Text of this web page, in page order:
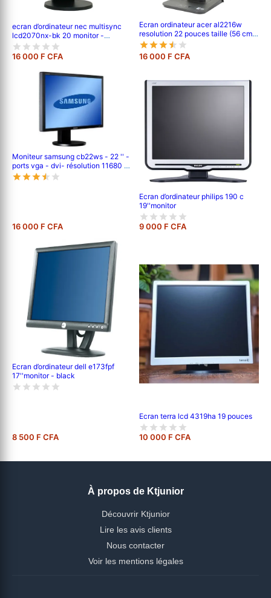
ecran d’ordinateur nec multisync
lcd2070nx-bk 20 monitor -
black/silver
16 000 F CFA
Ecran ordinateur acer al2216w
resolution 22 pouces taille (56 cm)
1680 x 1050 pixels vga
16 000 F CFA
Moniteur samsung cb22ws - 22 '' -
ports vga - dvi- résolution 11680 x
1050 pixels
16 000 F CFA
Ecran d’ordinateur philips 190 c
19''monitor
9 000 F CFA
Ecran d’ordinateur dell e173fpf
17''monitor - black
8 500 F CFA
Ecran terra lcd 4319ha 19 pouces
10 000 F CFA
À propos de Ktjunior
Découvrir Ktjunior
Lire les avis clients
Nous contacter
Voir les mentions légales